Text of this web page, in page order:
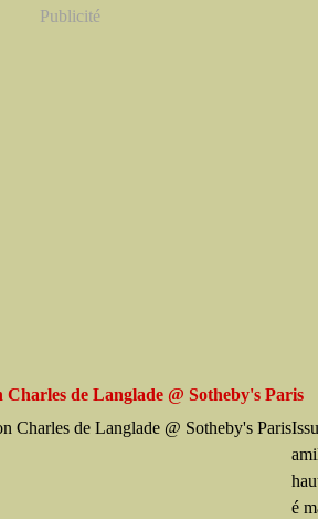
Publicité
Charles de Langlade @ Sotheby's Paris
é